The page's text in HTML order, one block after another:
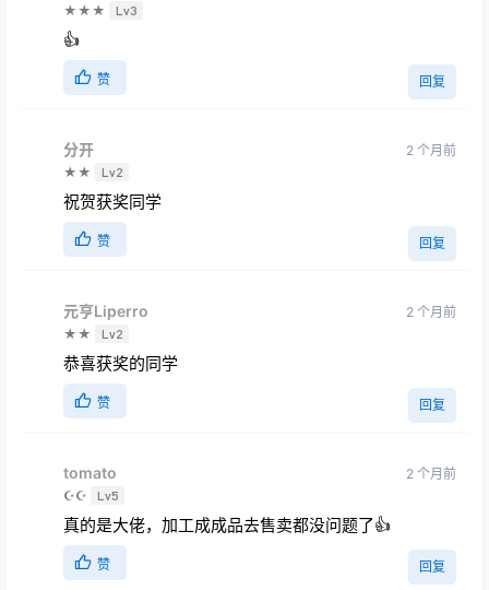
☪ Lv4
祝贺获奖同学，点赞👍👍👍
赞 回复
1711
★★★ Lv3
2 个月前
👍
赞 回复
分开
★★ Lv2
2 个月前
祝贺获奖同学
赞 回复
元亨Liperro
★★ Lv2
2 个月前
恭喜获奖的同学
赞 回复